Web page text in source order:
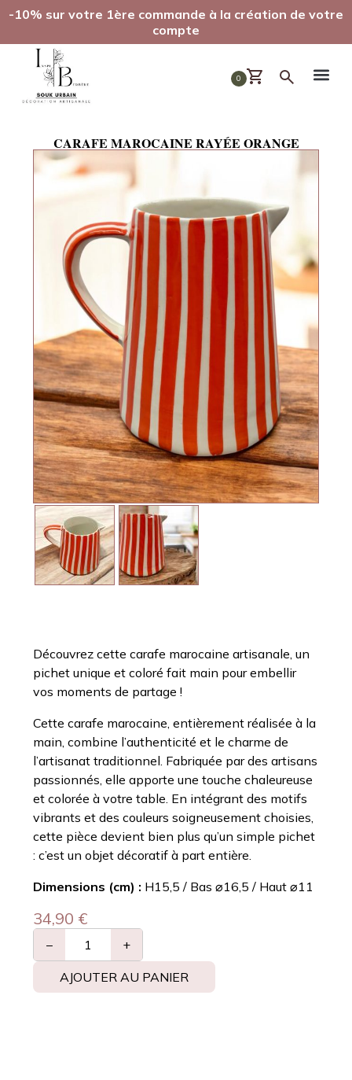
-10% sur votre 1ère commande à la création de votre
compte
0
CARAFE MAROCAINE RAYÉE ORANGE
Découvrez cette carafe marocaine artisanale, un
pichet unique et coloré fait main pour embellir
vos moments de partage !
Cette carafe marocaine, entièrement réalisée à la
main, combine l’authenticité et le charme de
l’artisanat traditionnel. Fabriquée par des artisans
passionnés, elle apporte une touche chaleureuse
et colorée à votre table. En intégrant des motifs
vibrants et des couleurs soigneusement choisies,
cette pièce devient bien plus qu’un simple pichet
: c’est un objet décoratif à part entière.
Dimensions (cm) : H15,5 / Bas ⌀16,5 / Haut ⌀11
34,90 €
− +
AJOUTER AU PANIER